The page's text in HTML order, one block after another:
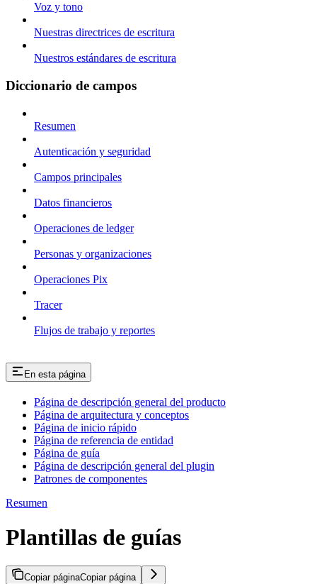
Voz y tono
Nuestras directrices de escritura
Nuestros estándares de escritura
Diccionario de campos
Resumen
Autenticación y seguridad
Campos principales
Datos financieros
Operaciones de ledger
Personas y organizaciones
Operaciones Pix
Tracer
Flujos de trabajo y reportes
En esta página
Página de descripción general del producto
Página de arquitectura y conceptos
Página de inicio rápido
Página de referencia de entidad
Página de guía
Página de descripción general del plugin
Patrones de componentes
Resumen
Plantillas de guías
Copiar páginaCopiar página